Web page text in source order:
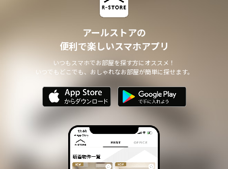
アールストアの
便利で楽しいスマホアプリ
いつもスマホでお部屋を探す方にオススメ！
いつでもどこでも、おしゃれなお部屋が簡単に探せます。